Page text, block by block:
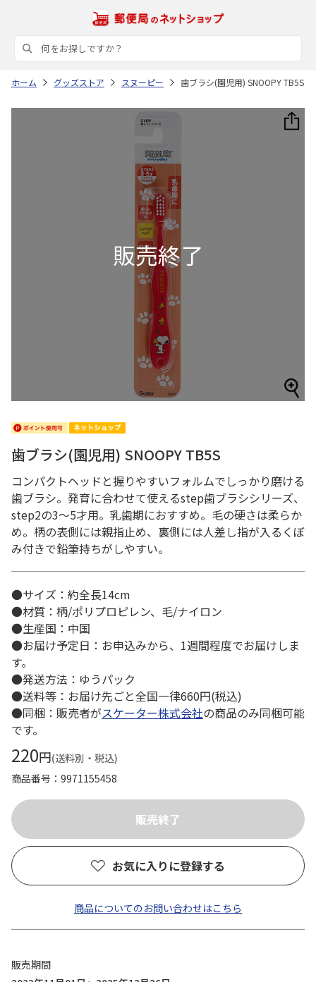
ホーム グッズストア スヌーピー 歯ブラシ(園児用) SNOOPY TB5S
歯ブラシ(園児用) SNOOPY TB5S
コンパクトヘッドと握りやすいフォルムでしっかり磨ける
歯ブラシ。発育に合わせて使えるstep歯ブラシシリーズ、
step2の3～5才用。乳歯期におすすめ。毛の硬さは柔らか
め。柄の表側には親指止め、裏側には人差し指が入るくぼ
み付きで鉛筆持ちがしやすい。
●サイズ：約全長14cm
●材質：柄/ポリプロピレン、毛/ナイロン
●生産国：中国
●お届け予定日：お申込みから、1週間程度でお届けしま
す。
●発送方法：ゆうパック
●送料等：お届け先ごと全国一律660円(税込)
●同梱：販売者がスケーター株式会社の商品のみ同梱可能
です。
220円(送料別・税込)
商品番号
9971155458
お気に入りに登録する
商品についてのお問い合わせはこちら
販売期間